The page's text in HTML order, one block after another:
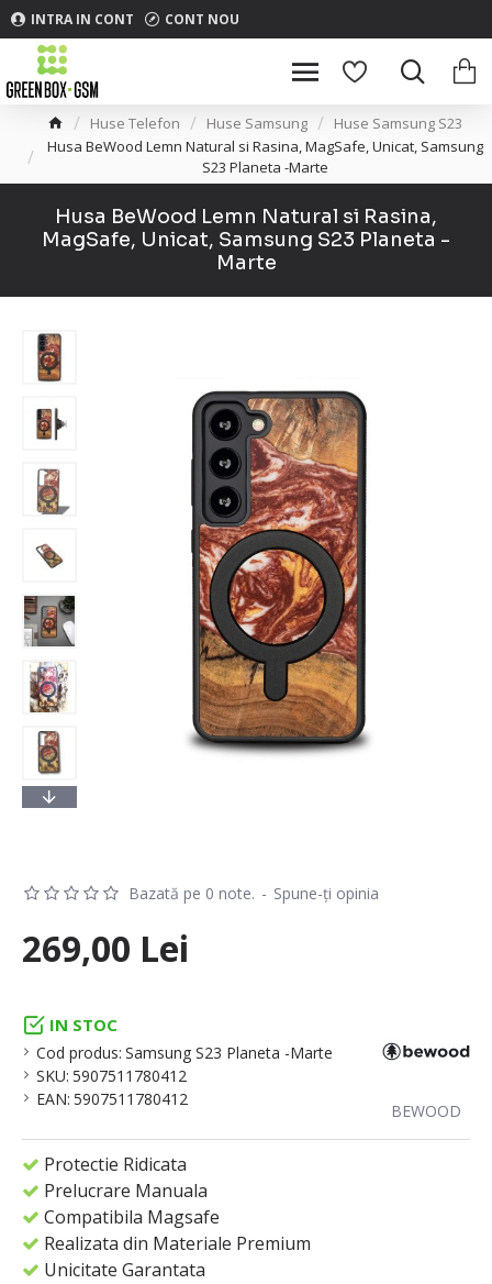
INTRA IN CONT CONT NOU
Huse Telefon Huse Samsung
Huse Samsung S23
Husa BeWood Lemn Natural si Rasina, MagSafe, Unicat, Samsung
S23 Planeta -Marte
Husa BeWood Lemn Natural si Rasina,
MagSafe, Unicat, Samsung S23 Planeta -
Marte
IN STOC
Cod produs: Samsung S23 Planeta -Marte
SKU: 5907511780412
EAN: 5907511780412
BEWOOD
Protectie Ridicata
Prelucrare Manuala
Compatibila Magsafe
Realizata din Materiale Premium
Unicitate Garantata
Bazată pe 0 note. - Spune-ţi opinia
269,00 Lei